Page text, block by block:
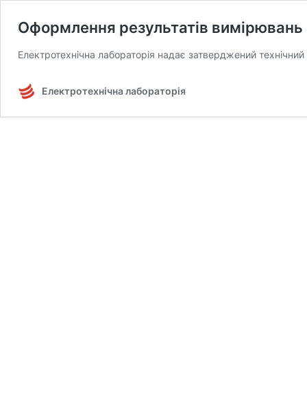
Оформлення результатів вимірювань
Електротехнічна лабораторія надає затверджений
Електротехнічна лабораторія